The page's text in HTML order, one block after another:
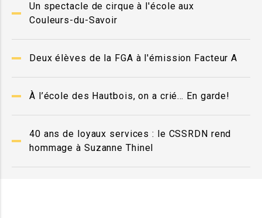
Un spectacle de cirque à l'école aux
Couleurs-du-Savoir
Deux élèves de la FGA à l'émission Facteur A
À l’école des Hautbois, on a crié… En garde!
40 ans de loyaux services : le CSSRDN rend
hommage à Suzanne Thinel